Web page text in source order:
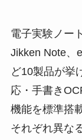
電子実験ノー
Jikken Note、
ど10製品が挙
応・手書き
機能を標準搭
それぞれ異な